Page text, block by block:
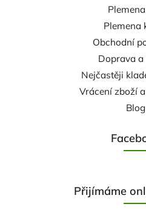
Plemena
Obchodní
Doprava a
Nejčastěji
Vrácení zboží
Blog
Přijímáme